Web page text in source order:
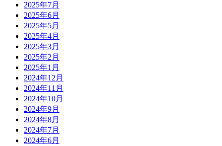
2025年7月
2025年6月
2025年5月
2025年4月
2025年3月
2025年2月
2025年1月
2024年12月
2024年11月
2024年10月
2024年9月
2024年8月
2024年7月
2024年6月